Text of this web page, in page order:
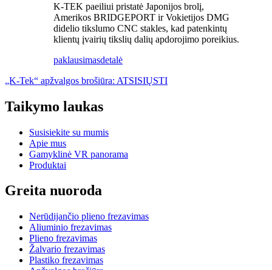
K-TEK paeiliui pristatė Japonijos brolį,
Amerikos BRIDGEPORT ir Vokietijos DMG
didelio tikslumo CNC stakles, kad patenkintų
klientų įvairių tikslių dalių apdorojimo poreikius.
paklausimasdetalė
„K-Tek“ apžvalgos brošiūra: ATSISIŲSTI
Taikymo laukas
Susisiekite su mumis
Apie mus
Gamyklinė VR panorama
Produktai
Greita nuoroda
Nerūdijančio plieno frezavimas
Aliuminio frezavimas
Plieno frezavimas
Žalvario frezavimas
Plastiko frezavimas